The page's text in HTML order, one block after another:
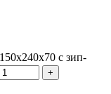
с зип-